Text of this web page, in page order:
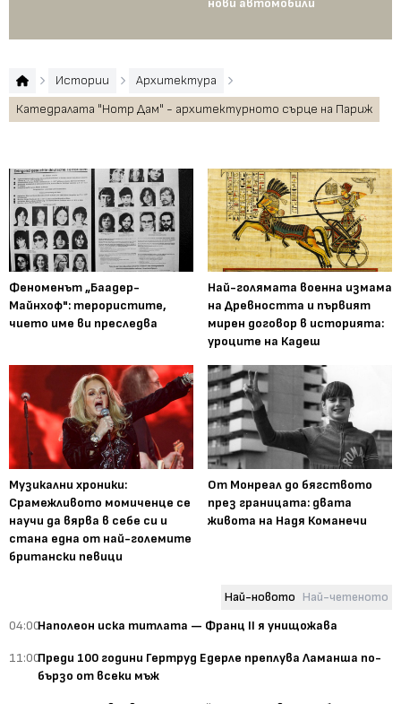
Истории
Архитектура
Катедралата "Нотр Дам" - архитектурното сърце на Париж
Феноменът „Баадер-
Майнхоф": терористите,
чието име ви преследва
Най-голямата военна измама
на Древността и първият
мирен договор в историята:
уроците на Кадеш
Музикални хроники:
Срамежливото момиченце се
научи да вярва в себе си и
стана една от най-големите
британски певици
От Монреал до бягството
през границата: двата
живота на Надя Команечи
Най-новото Най-четеното
04:00Наполеон иска титлата — Франц II я унищожава
11:00Преди 100 години Гертруд Едерле преплува Ламанша по-
бързо от всеки мъж